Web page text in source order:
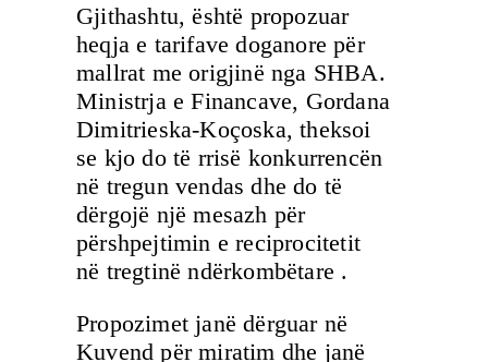
Gjithashtu, është propozuar
heqja e tarifave doganore për
mallrat me origjinë nga SHBA.
Ministrja e Financave, Gordana
Dimitrieska-Koçoska, theksoi
se kjo do të rrisë konkurrencën
në tregun vendas dhe do të
dërgojë një mesazh për
përshpejtimin e reciprocitetit
në tregtinë ndërkombëtare .
Propozimet janë dërguar në
Kuvend për miratim dhe janë